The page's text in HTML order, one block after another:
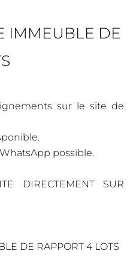
IMMEUBLE DE
sur le site de
possible.
DIRECTEMENT SUR
DE RAPPORT 4 LOTS